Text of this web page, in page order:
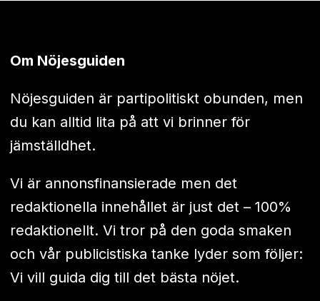
Om Nöjesguiden
Nöjesguiden är partipolitiskt obunden, men
du kan alltid lita på att vi brinner för
jämställdhet.
Vi är annonsfinansierade men det
redaktionella innehållet är just det – 100%
redaktionellt. Vi tror på den goda smaken
och vår publicistiska tanke lyder som följer:
Vi vill guida dig till det bästa nöjet.